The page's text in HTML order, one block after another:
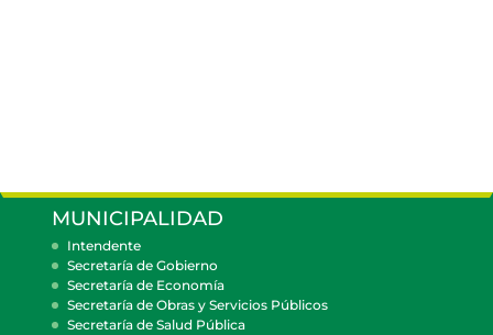
MUNICIPALIDAD
Intendente
Secretaría de Gobierno
Secretaría de Economía
Secretaría de Obras y Servicios Públicos
Secretaría de Salud Pública